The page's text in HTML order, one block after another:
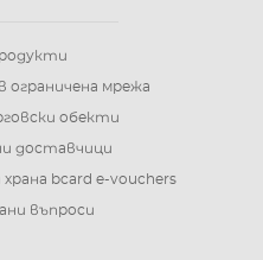
ограничена мрежа
обекти
доставчици
bcard e-vouchers
въпроси